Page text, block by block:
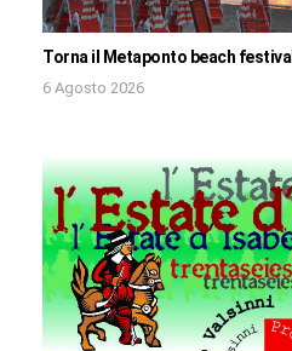
Torna il Metaponto beach festival
6 Agosto 2026